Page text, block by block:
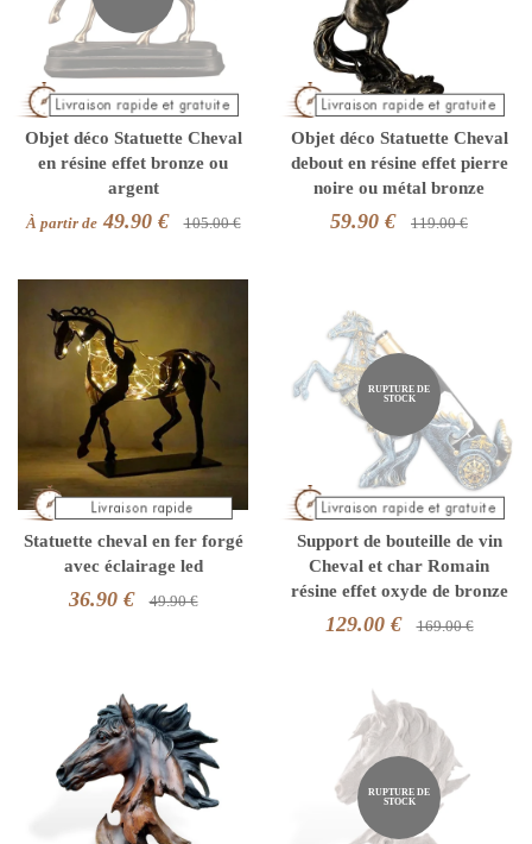
Objet déco Statuette Cheval
en résine effet bronze ou
argent
À partir de49.90 € 105.00 €
Objet déco Statuette Cheval
debout en résine effet pierre
noire ou métal bronze
59.90 € 119.00 €
Statuette cheval en fer forgé
avec éclairage led
36.90 € 49.90 €
RUPTURE DE
STOCK
Support de bouteille de vin
Cheval et char Romain
résine effet oxyde de bronze
129.00 € 169.00 €
RUPTURE DE
STOCK